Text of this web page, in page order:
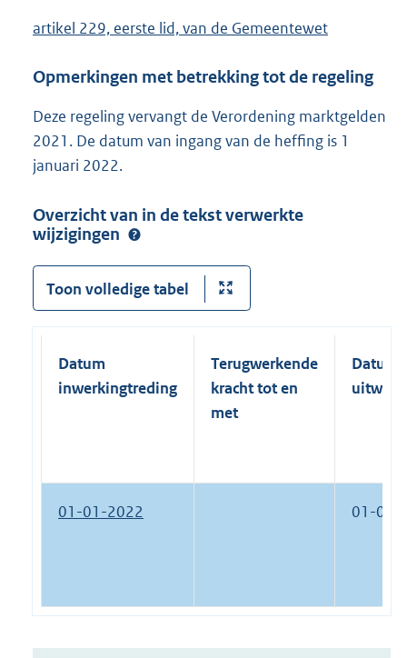
artikel 229, eerste lid, van de Gemeentewet
Opmerkingen met betrekking tot de regeling
Deze regeling vervangt de Verordening marktgelden
2021. De datum van ingang van de heffing is 1
januari 2022.
Overzicht van in de tekst verwerkte
wijzigingen
Toon volledige tabel
Datum
inwerkingtreding
Terugwerkende
kracht tot en
met
Datum
01-01-2022 01-01-